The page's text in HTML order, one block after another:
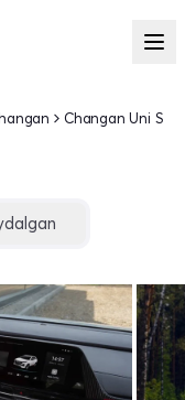
Changan Uni S